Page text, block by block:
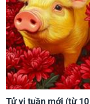
Tử vi tuần mới (từ